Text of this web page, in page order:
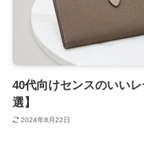
40代向けセンスのいい
選】
2024年8月22日